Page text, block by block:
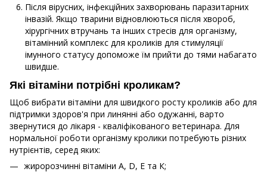
Після вірусних, інфекційних захворювань паразитарних
інвазій. Якщо тварини відновлюються після хвороб,
хірургічних втручань та інших стресів для організму,
вітамінний комплекс для кроликів для стимуляції
імунного статусу допоможе їм прийти до тями набагато
швидше.
Які вітаміни потрібні кроликам?
Щоб вибрати вітаміни для швидкого росту кроликів або для
підтримки здоров'я при линянні або одужанні, варто
звернутися до лікаря - кваліфікованого ветеринара. Для
нормальної роботи організму кролики потребують різних
нутрієнтів, серед яких:
жиророзчинні вітаміни А, D, Е та К;